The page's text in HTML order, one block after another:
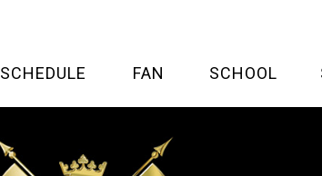
SCHEDULE
CALENDAR
FAN
FAN CLUB
SCHOOL